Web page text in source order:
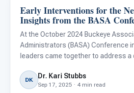
ABA & Therapy
Early Interventions for the
Insights from the BASA
At the October 2024 Buckeye
Administrators (BASA) Conference
leaders came together to address a
neurodiverse children.
DK Dr. Kari Stubbs
Sep 17, 2025 · 4 min read